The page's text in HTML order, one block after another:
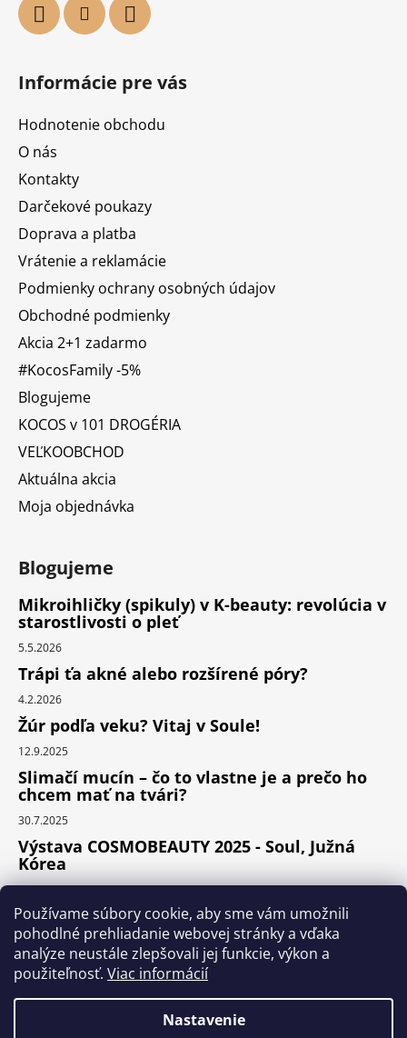
Používame súbory cookie, aby sme vám umožnili
pohodlné prehliadanie webovej stránky a vďaka
analýze neustále zlepšovali jej funkcie, výkon a
použiteľnosť. Viac informácií
Nastavenie
Informácie pre vás
Hodnotenie obchodu
O nás
Kontakty
Darčekové poukazy
Doprava a platba
Vrátenie a reklamácie
Podmienky ochrany osobných údajov
Obchodné podmienky
Akcia 2+1 zadarmo
#KocosFamily -5%
Blogujeme
KOCOS v 101 DROGÉRIA
VEĽKOOBCHOD
Aktuálna akcia
Moja objednávka
Blogujeme
Mikroihličky (spikuly) v K-beauty: revolúcia v
starostlivosti o pleť
5.5.2026
Trápi ťa akné alebo rozšírené póry?
4.2.2026
Žúr podľa veku? Vitaj v Soule!
12.9.2025
Slimačí mucín – čo to vlastne je a prečo ho
chcem mať na tvári?
30.7.2025
Výstava COSMOBEAUTY 2025 - Soul, Južná
Kórea
11.6.2025
Instagram